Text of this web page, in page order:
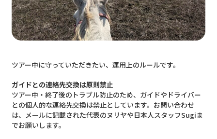
ツアー中に守っていただきたい、運用上のルールです。
ガイドとの連絡先交換は原則禁止
ツアー中・終了後のトラブル防止のため、ガイドやドライバー
との個人的な連絡先交換は禁止としています。お問い合わせ
は、メールに記載された代表のヌリヤや日本人スタッフSugiま
でお願いします。